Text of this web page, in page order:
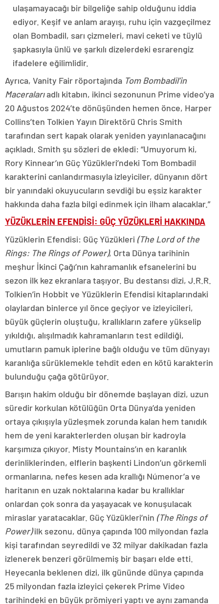
ulaşamayacağı bir bilgeliğe sahip olduğunu iddia
ediyor. Keşif ve anlam arayışı, ruhu için vazgeçilmez
olan Bombadil, sarı çizmeleri, mavi ceketi ve tüylü
şapkasıyla ünlü ve şarkılı dizelerdeki esrarengiz
ifadelere eğilimlidir.
Ayrıca, Vanity Fair röportajında Tom Bombadil’in
Maceralarıadlı kitabın, ikinci sezonunun Prime video’ya
20 Ağustos 2024’te dönüşünden hemen önce, Harper
Collins’ten Tolkien Yayın Direktörü Chris Smith
tarafından sert kapak olarak yeniden yayınlanacağını
açıkladı. Smith şu sözleri de ekledi: “Umuyorum ki,
Rory Kinnear’ın Güç Yüzükleri’ndeki Tom Bombadil
karakterini canlandırmasıyla izleyiciler, dünyanın dört
bir yanındaki okuyucuların sevdiği bu eşsiz karakter
hakkında daha fazla bilgi edinmek için ilham alacaklar.”
YÜZÜKLERİN EFENDİSİ: GÜÇ YÜZÜKLERİ HAKKINDA
Yüzüklerin Efendisi: Güç Yüzükleri (The Lord of the
Rings: The Rings of Power), Orta Dünya tarihinin
meşhur İkinci Çağı’nın kahramanlık efsanelerini bu
sezon ilk kez ekranlara taşıyor. Bu destansı dizi, J.R.R.
Tolkien’in Hobbit ve Yüzüklerin Efendisi kitaplarındaki
olaylardan binlerce yıl önce geçiyor ve izleyicileri,
büyük güçlerin oluştuğu, krallıkların zafere yükselip
yıkıldığı, alışılmadık kahramanların test edildiği,
umutların pamuk iplerine bağlı olduğu ve tüm dünyayı
karanlığa sürüklemekle tehdit eden en kötü karakterin
bulunduğu çağa götürüyor.
Barışın hakim olduğu bir dönemde başlayan dizi, uzun
süredir korkulan kötülüğün Orta Dünya’da yeniden
ortaya çıkışıyla yüzleşmek zorunda kalan hem tanıdık
hem de yeni karakterlerden oluşan bir kadroyla
karşımıza çıkıyor. Misty Mountains’ın en karanlık
derinliklerinden, elflerin başkenti Lindon’un görkemli
ormanlarına, nefes kesen ada krallığı Númenor’a ve
haritanın en uzak noktalarına kadar bu krallıklar
onlardan çok sonra da yaşayacak ve konuşulacak
miraslar yaratacaklar. Güç Yüzükleri’nin (The Rings of
Power)ilk sezonu, dünya çapında 100 milyondan fazla
kişi tarafından seyredildi ve 32 milyar dakikadan fazla
izlenerek benzeri görülmemiş bir başarı elde etti.
Heyecanla beklenen dizi, ilk gününde dünya çapında
25 milyondan fazla izleyici çekerek Prime Video
tarihindeki en büyük prömiyeri yaptı ve aynı zamanda